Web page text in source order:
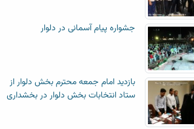
جشواره پیام آسمانی در دلوار
بازدید امام جمعه محترم بخش دلوار از
ستاد انتخابات بخش دلوار در بخشداری